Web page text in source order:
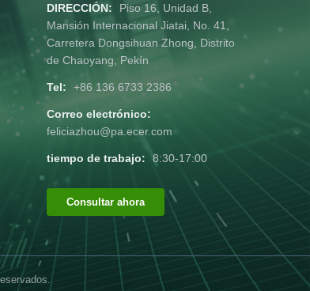
DIRECCIÓN:
Piso 16, Unidad B,
Mansión Internacional Jiatai, No. 41,
Carretera Dongsihuan Zhong, Distrito
de Chaoyang, Pekín
Tel: +86 136 6733 2386
Correo electrónico:
feliciazhou@pa.ecer.com
tiempo de trabajo: 8:30-17:00
Consultar ahora